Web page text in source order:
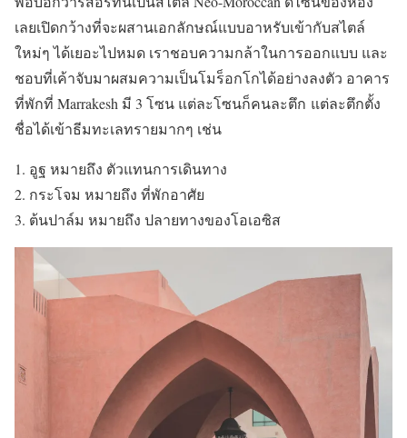
เลยเปิดกว้างที่จะผสานเอกลักษณ์แบบอาหรับเข้ากับสไตล์
ใหม่ๆ ได้เยอะไปหมด เราชอบความกล้าในการออกแบบ และ
ชอบที่เค้าจับมาผสมความเป็นโมร็อกโกได้อย่างลงตัว อาคาร
ที่พักที่ Marrakesh มี 3 โซน แต่ละโซนก็คนละตึก แต่ละตึกตั้ง
ชื่อได้เข้าธีมทะเลทรายมากๆ เช่น
อูฐ หมายถึง ตัวแทนการเดินทาง
กระโจม หมายถึง ที่พักอาศัย
ต้นปาล์ม หมายถึง ปลายทางของโอเอซิส